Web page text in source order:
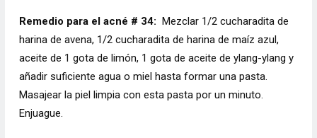
Remedio para el acné # 34: Mezclar 1/2 cucharadita de
harina de avena, 1/2 cucharadita de harina de maíz azul,
aceite de 1 gota de limón, 1 gota de aceite de ylang-ylang y
añadir suficiente agua o miel hasta formar una pasta.
Masajear la piel limpia con esta pasta por un minuto.
Enjuague.